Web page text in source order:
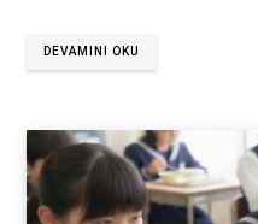
DEVAMINI OKU